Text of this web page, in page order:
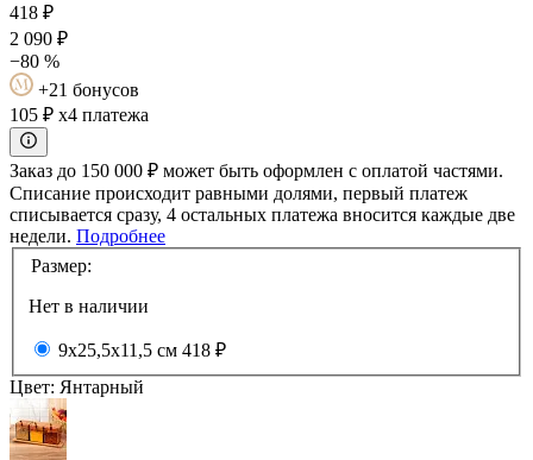
418 ₽
2 090 ₽
−80 %
+21 бонусов
105 ₽ x4 платежа
Заказ до 150 000 ₽ может быть оформлен с оплатой частями.
Списание происходит равными долями, первый платеж
списывается сразу, 4 остальных платежа вносится каждые две
недели. Подробнее
Размер:
Нет в наличии
9x25,5x11,5 см 418 ₽
Цвет: Янтарный